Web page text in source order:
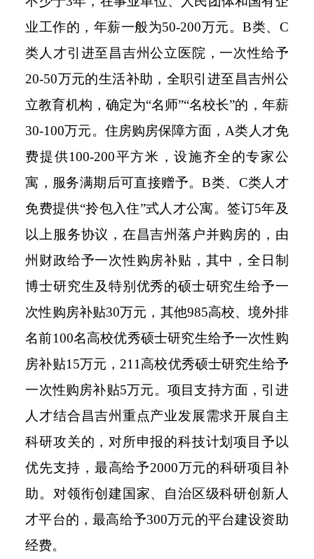
业工作的，年薪一般为50-200万元。B类、C
类人才引进至昌吉州公立医院，一次性给予
20-50万元的生活补助，全职引进至昌吉州公
立教育机构，确定为“名师”“名校长”的，年薪
30-100万元。住房购房保障方面，A类人才免
费提供100-200平方米，设施齐全的专家公
寓，服务满期后可直接赠予。B类、C类人才
免费提供“拎包入住”式人才公寓。签订5年及
以上服务协议，在昌吉州落户并购房的，由
州财政给予一次性购房补贴，其中，全日制
博士研究生及特别优秀的硕士研究生给予一
次性购房补贴30万元，其他985高校、境外排
名前100名高校优秀硕士研究生给予一次性购
房补贴15万元，211高校优秀硕士研究生给予
一次性购房补贴5万元。项目支持方面，引进
人才结合昌吉州重点产业发展需求开展自主
科研攻关的，对所申报的科技计划项目予以
优先支持，最高给予2000万元的科研项目补
助。对领衔创建国家、自治区级科研创新人
才平台的，最高给予300万元的平台建设资助
经费。